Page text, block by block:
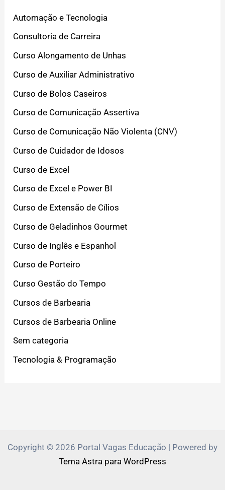
Automação e Tecnologia
Consultoria de Carreira
Curso Alongamento de Unhas
Curso de Auxiliar Administrativo
Curso de Bolos Caseiros
Curso de Comunicação Assertiva
Curso de Comunicação Não Violenta (CNV)
Curso de Cuidador de Idosos
Curso de Excel
Curso de Excel e Power BI
Curso de Extensão de Cílios
Curso de Geladinhos Gourmet
Curso de Inglês e Espanhol
Curso de Porteiro
Curso Gestão do Tempo
Cursos de Barbearia
Cursos de Barbearia Online
Sem categoria
Tecnologia & Programação
Copyright © 2026 Portal Vagas Educação | Powered by
Tema Astra para WordPress